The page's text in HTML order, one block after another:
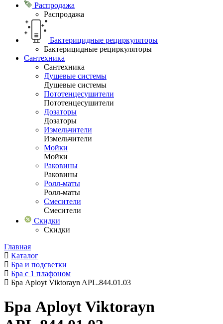
Распродажа
Распродажа
Бактерицидные рециркуляторы
Бактерицидные рециркуляторы
Сантехника
Сантехника
Душевые системы
Душевые системы
Пототенцесушители
Пототенцесушители
Дозаторы
Дозаторы
Измельчители
Измельчители
Мойки
Мойки
Раковины
Раковины
Ролл-маты
Ролл-маты
Смесители
Смесители
Скидки
Скидки
Главная
Каталог
Бра и подсветки
Бра с 1 плафоном
Бра Aployt Viktorayn APL.844.01.03
Бра Aployt Viktorayn